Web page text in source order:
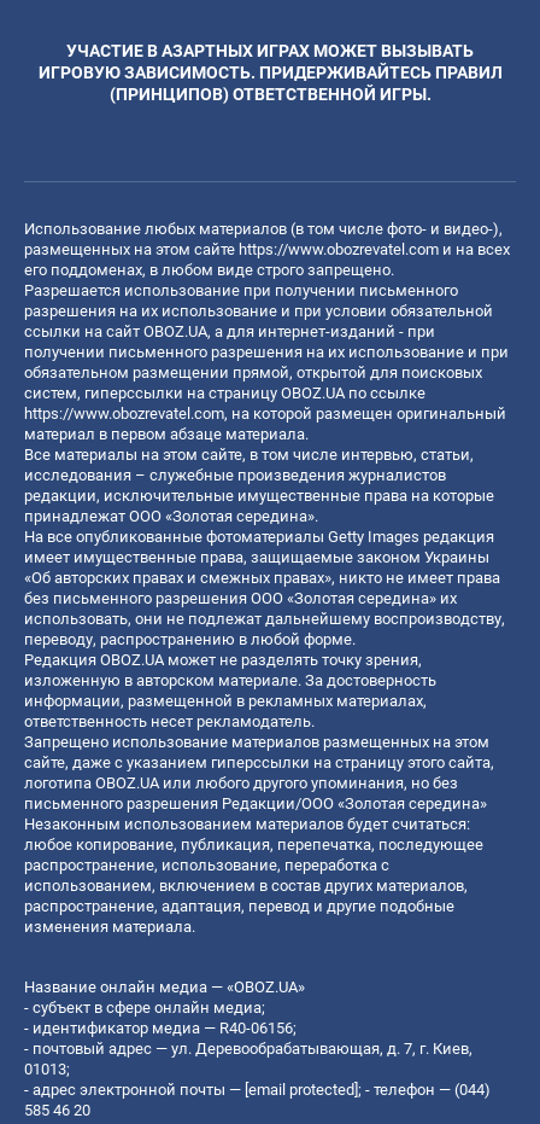
УЧАСТИЕ В АЗАРТНЫХ ИГРАХ МОЖЕТ ВЫЗЫВАТЬ
ИГРОВУЮ ЗАВИСИМОСТЬ. ПРИДЕРЖИВАЙТЕСЬ ПРАВИЛ
(ПРИНЦИПОВ) ОТВЕТСТВЕННОЙ ИГРЫ.
Использование любых материалов (в том числе фото- и видео-),
размещенных на этом сайте https://www.obozrevatel.com и на всех
его поддоменах, в любом виде строго запрещено.
Разрешается использование при получении письменного
разрешения на их использование и при условии обязательной
ссылки на сайт OBOZ.UA, а для интернет-изданий - при
получении письменного разрешения на их использование и при
обязательном размещении прямой, открытой для поисковых
систем, гиперссылки на страницу OBOZ.UA по ссылке
https://www.obozrevatel.com, на которой размещен оригинальный
материал в первом абзаце материала.
Все материалы на этом сайте, в том числе интервью, статьи,
исследования – служебные произведения журналистов
редакции, исключительные имущественные права на которые
принадлежат ООО «Золотая середина».
На все опубликованные фотоматериалы Getty Images редакция
имеет имущественные права, защищаемые законом Украины
«Об авторских правах и смежных правах», никто не имеет права
без письменного разрешения ООО «Золотая середина» их
использовать, они не подлежат дальнейшему воспроизводству,
переводу, распространению в любой форме.
Редакция OBOZ.UA может не разделять точку зрения,
изложенную в авторском материале. За достоверность
информации, размещенной в рекламных материалах,
ответственность несет рекламодатель.
Запрещено использование материалов размещенных на этом
сайте, даже с указанием гиперссылки на страницу этого сайта,
логотипа OBOZ.UA или любого другого упоминания, но без
письменного разрешения Редакции/ООО «Золотая середина»
Незаконным использованием материалов будет считаться:
любое копирование, публикация, перепечатка, последующее
распространение, использование, переработка с
использованием, включением в состав других материалов,
распространение, адаптация, перевод и другие подобные
изменения материала.
Название онлайн медиа — «OBOZ.UA»
- субъект в сфере онлайн медиа;
- идентификатор медиа — R40-06156;
- почтовый адрес — ул. Деревообрабатывающая, д. 7, г. Киев,
01013;
- адрес электронной почты — [email protected]; - телефон — (044)
585 46 20